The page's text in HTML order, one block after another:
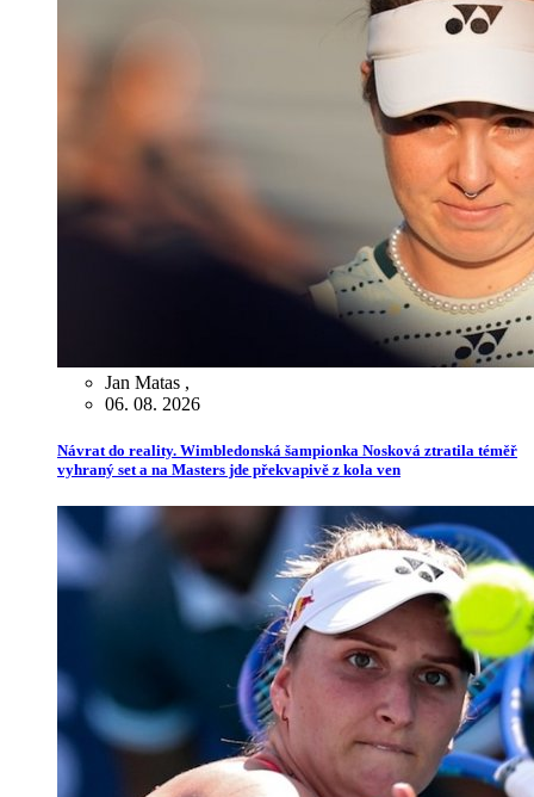
Jan Matas ,
06. 08. 2026
Návrat do reality. Wimbledonská šampionka Nosková ztratila téměř
vyhraný set a na Masters jde překvapivě z kola ven